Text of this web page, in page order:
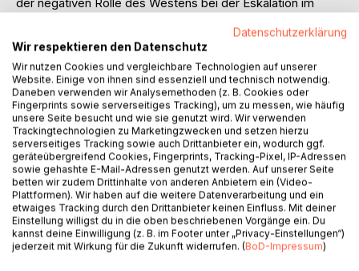
"Balken im eigenen Auge" auf politischer Ebene zu oft die
Sicht verstellt.
Diese ökumenische Friedensschrift gibt Christ:innen und
Humanist:innen eine klare friedensethische Orientierung.
Sie fordert dazu auf, in Zeiten massiver Aufrüstung
unmissverständlich für militärische Abrüstung und für den
Beitritt aller Staaten zum UN-Atomwaffenverbotsvertrag
einzutreten. Gerade die Kirchen können eine starke, klare
Stimme für Frieden sein und am Aufbau einer Kultur des
Friedens mitwirken.
"Die Kirche sollte in Verkündigung und Seelsorge, auch im
politischen Diakonat, weiterdenken, als die Mächte der
Datenschutzerklärung
Wir respektieren den Datenschutz
Wir nutzen Cookies und vergleichbare Technologien auf unserer
Website. Einige von ihnen sind essenziell und technisch notwendig.
Daneben verwenden wir Analysemethoden (z. B. Cookies oder
Fingerprints sowie serverseitiges Tracking), um zu messen, wie häufig
unsere Seite besucht und wie sie genutzt wird. Wir verwenden
Trackingtechnologien zu Marketingzwecken und setzen hierzu
serverseitiges Tracking sowie auch Drittanbieter ein, wodurch ggf.
geräteübergreifend Cookies, Fingerprints, Tracking-Pixel, IP-Adressen
sowie gehashte E-Mail-Adressen genutzt werden. Auf unserer Seite
betten wir zudem Drittinhalte von anderen Anbietern ein (Video-
Plattformen). Wir haben auf die weitere Datenverarbeitung und ein
etwaiges Tracking durch den Drittanbieter keinen Einfluss. Mit deiner
Einstellung willigst du in die oben beschriebenen Vorgänge ein. Du
kannst deine Einwilligung (z. B. im Footer unter „Privacy-Einstellungen“)
jederzeit mit Wirkung für die Zukunft widerrufen. (BoD-Impressum)